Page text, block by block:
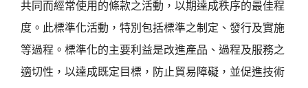
共同而經常使用的條款之活動，以期達成秩序的最佳程
度。此標準化活動，特別包括標準之制定、發行及實施
等過程。標準化的主要利益是改進產品、過程及服務之
適切性，以達成既定目標，防止貿易障礙，並促進技術